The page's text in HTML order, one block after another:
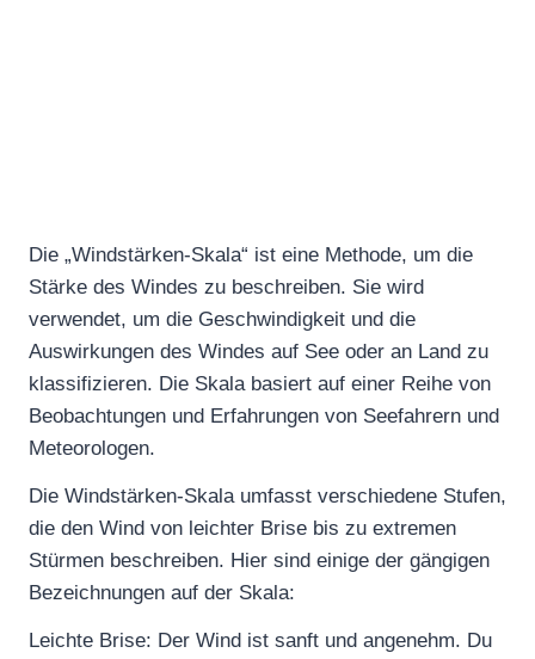
Die „Windstärken-Skala“ ist eine Methode, um die
Stärke des Windes zu beschreiben. Sie wird
verwendet, um die Geschwindigkeit und die
Auswirkungen des Windes auf See oder an Land zu
klassifizieren. Die Skala basiert auf einer Reihe von
Beobachtungen und Erfahrungen von Seefahrern und
Meteorologen.
Die Windstärken-Skala umfasst verschiedene Stufen,
die den Wind von leichter Brise bis zu extremen
Stürmen beschreiben. Hier sind einige der gängigen
Bezeichnungen auf der Skala:
Leichte Brise: Der Wind ist sanft und angenehm. Du